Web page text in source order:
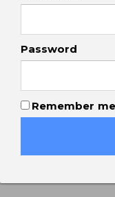
Password
Remember me